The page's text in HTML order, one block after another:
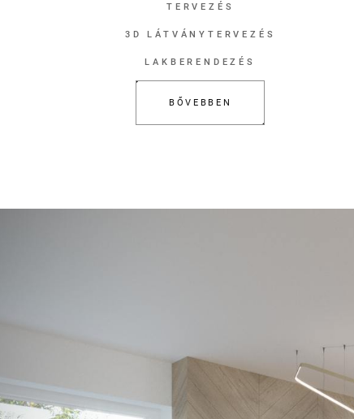
TERVEZÉS
3D LÁTVÁNYTERVEZÉS
LAKBERENDEZÉS
BŐVEBBEN